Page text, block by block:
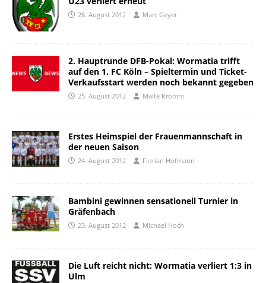
26. August 2012 Marc Geyer
2. Hauptrunde DFB-Pokal: Wormatia trifft
auf den 1. FC Köln – Spieltermin und Ticket-
Verkaufsstart werden noch bekannt gegeben
25. August 2012 Malte Kromm
Erstes Heimspiel der Frauenmannschaft in
der neuen Saison
24. August 2012 Florian Hofmann
Bambini gewinnen sensationell Turnier in
Gräfenbach
23. August 2012 Michael Hoch
Die Luft reicht nicht: Wormatia verliert 1:3 in
Ulm